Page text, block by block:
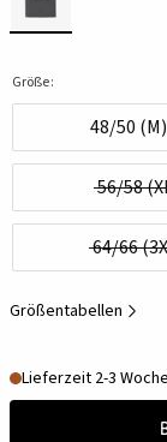
Größe:
48/50 (M)
56/58
64/66
Größentabellen
Lieferzeit 2-3